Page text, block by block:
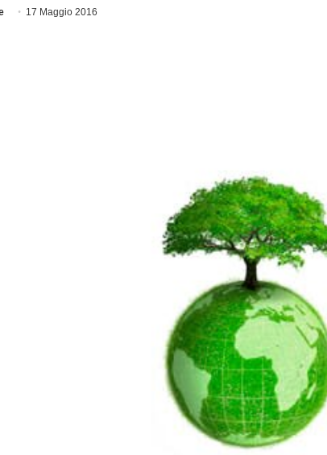
17 Maggio 2016